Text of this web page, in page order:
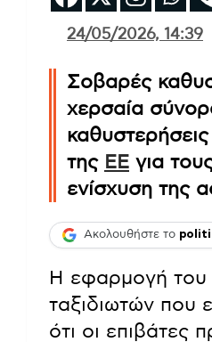
24/05/2026, 14:39
Σοβαρές
χερσαία
της ΕΕ για
ενίσχυση της
Ακολουθήστε το
Η εφαρμογή του
ταξιδιωτών που
ότι οι επιβάτες